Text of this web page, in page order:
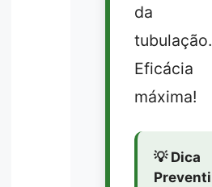
da
tubulação.
Eficácia
máxima!
💡 Dica
Preventi